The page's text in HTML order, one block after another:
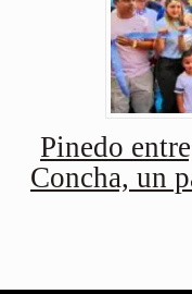
Pinedo
Concha, un